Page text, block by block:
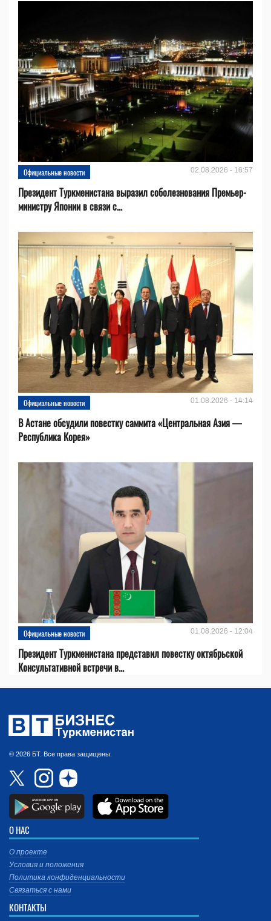
Официальные новости 02.08.2026 - 16:57
Президент Туркменистана выразил соболезнования Премьер-
министру Японии в связи с...
Официальные новости 01.08.2026 - 14:14
В Астане обсудили повестку саммита «Центральная Азия —
Республика Корея»
Официальные новости 01.08.2026 - 12:04
Президент Туркменистана представил повестку октябрьской
Консультативной встречи в...
© 2026 БТ. Все права защищены.
О НАС
О проекте
Условия и положения
Политика конфиденциальности
Связаться с нами
КОНТАКТЫ